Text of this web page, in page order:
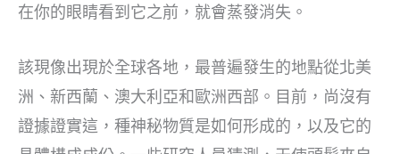
在你的眼睛看到它之前，就會蒸發消失。
該現像出現於全球各地，最普遍發生的地點從北美
洲、新西蘭、澳大利亞和歐洲西部。目前，尚沒有
證據證實這，種神秘物質是如何形成的，以及它的